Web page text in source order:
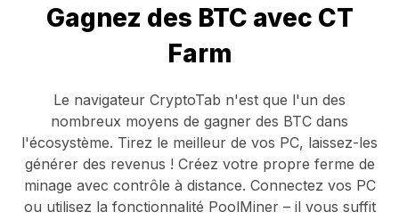
Gagnez des BTC avec CT
Farm
Le navigateur CryptoTab n'est que l'un des
nombreux moyens de gagner des BTC dans
l'écosystème. Tirez le meilleur de vos PC, laissez-les
générer des revenus ! Créez votre propre ferme de
minage avec contrôle à distance. Connectez vos PC
ou utilisez la fonctionnalité PoolMiner– il vous suffit